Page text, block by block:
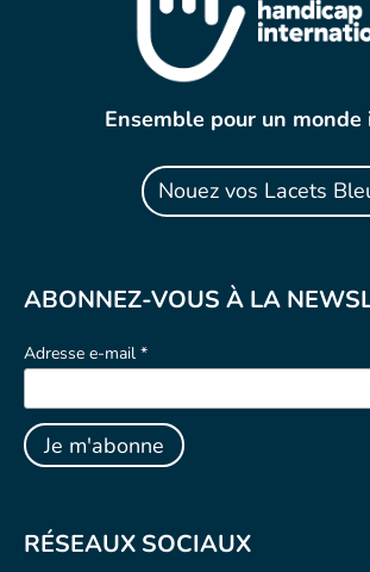
Ensemble pour un
Nouez vos Lacets
ABONNEZ-VOUS À LA
Adresse e-mail *
RÉSEAUX SOCIAUX